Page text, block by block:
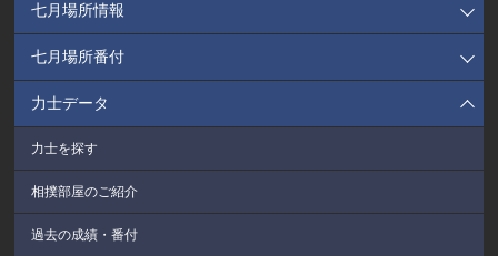
七月場所情報
七月場所番付
力士データ
力士を探す
相撲部屋のご紹介
過去の成績・番付